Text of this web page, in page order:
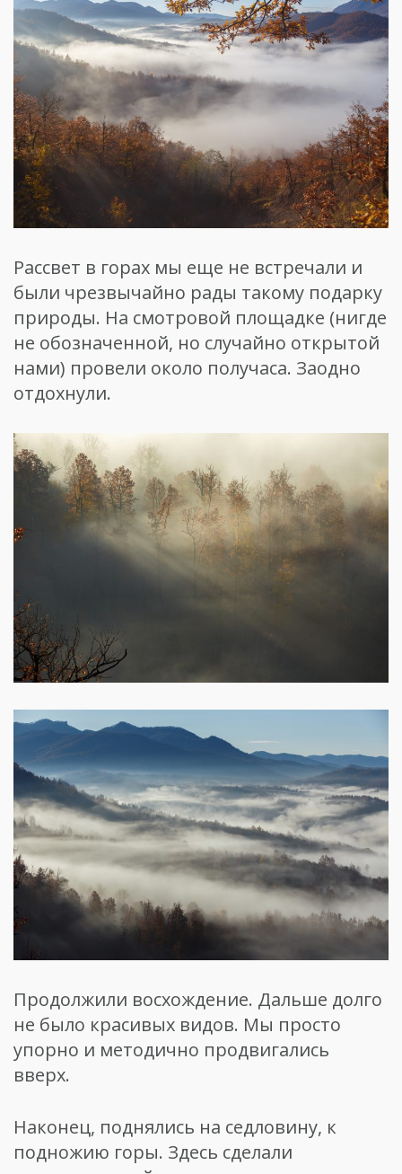
Рассвет в горах мы еще не встречали и
были чрезвычайно рады такому подарку
природы. На смотровой площадке (нигде
не обозначенной, но случайно открытой
нами) провели около получаса. Заодно
отдохнули.
Продолжили восхождение. Дальше долго
не было красивых видов. Мы просто
упорно и методично продвигались
вверх.
Наконец, поднялись на седловину, к
подножию горы. Здесь сделали